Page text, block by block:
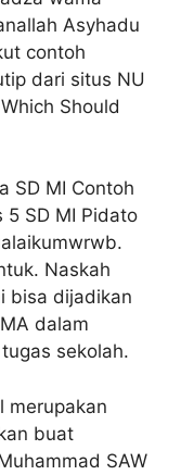
Asyhadu
contoh
dari situs NU
Should
SD MI Contoh
5 SD MI Pidato
Naskah
bisa dijadikan
dalam
sekolah.
merupakan
buat
SAW